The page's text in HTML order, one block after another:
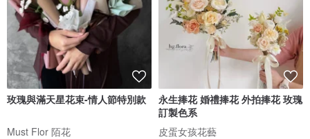
玫瑰與滿天星花束-情人節特別款
Must Flor 陌花
永生捧花 婚禮捧花 外拍捧花 玫瑰
訂製色系
皮蛋女孩花藝